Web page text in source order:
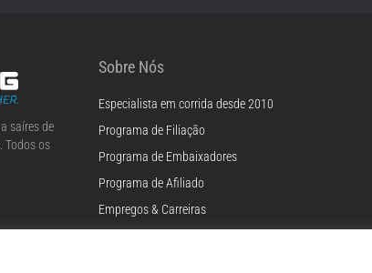
saíres de
Todos os
Sobre Nós
Especialista em corrida desde 2010
Programa de Filiação
Programa de Embaixadores
Programa de Afiliado
Empregos & Carreiras